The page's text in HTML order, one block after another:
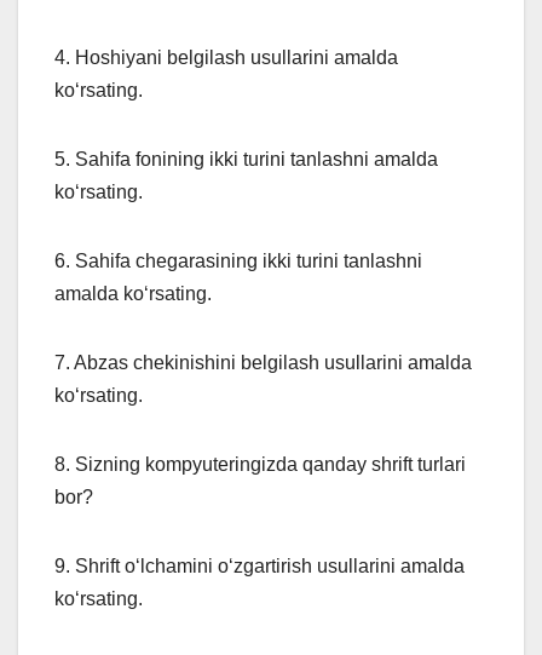
4. Hoshiyani belgilash usullarini amalda
ko‘rsating.
5. Sahifa fonining ikki turini tanlashni amalda
ko‘rsating.
6. Sahifa chegarasining ikki turini tanlashni
amalda ko‘rsating.
7. Abzas chekinishini belgilash usullarini amalda
ko‘rsating.
8. Sizning kompyuteringizda qanday shrift turlari
bor?
9. Shrift o‘lchamini o‘zgartirish usullarini amalda
ko‘rsating.